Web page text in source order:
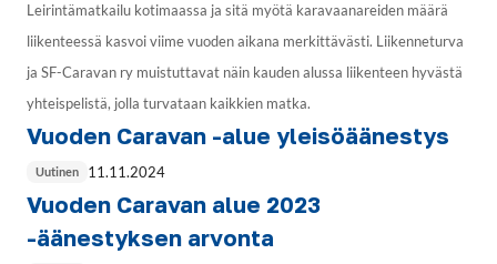
Leirintämatkailu kotimaassa ja sitä myötä karavaanareiden määrä
liikenteessä kasvoi viime vuoden aikana merkittävästi. Liikenneturva
ja SF-Caravan ry muistuttavat näin kauden alussa liikenteen hyvästä
yhteispelistä, jolla turvataan kaikkien matka.
Vuoden Caravan -alue yleisöäänestys
Uutinen 11.11.2024
Vuoden Caravan alue 2023
-äänestyksen arvonta